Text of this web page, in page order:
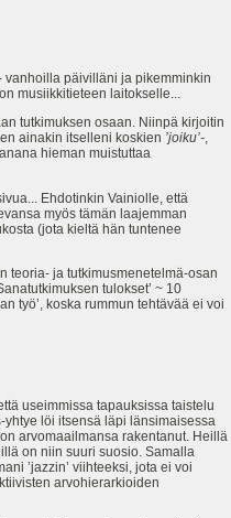
vanhoilla päivilläni ja pikemminkin
musiikkitieteen laitokselle...
tutkimuksen osaan. Niinpä kirjoitin
ainakin itselleni koskien ’joiku’-,
hieman muistuttaa
Ehdotinkin Vainiolle, että
myös tämän laajemman
(jota kieltä hän tuntenee
teoria- ja tutkimusmenetelmä-osan
tulokset’ ~ 10
työ’, koska rummun tehtävää ei voi
useimmissa tapauksissa taistelu
löi itsensä läpi länsimaisessa
arvomaailmansa rakentanut. Heillä
on niin suuri suosio. Samalla
’jazzin’ viihteeksi, jota ei voi
arvohierarkioiden